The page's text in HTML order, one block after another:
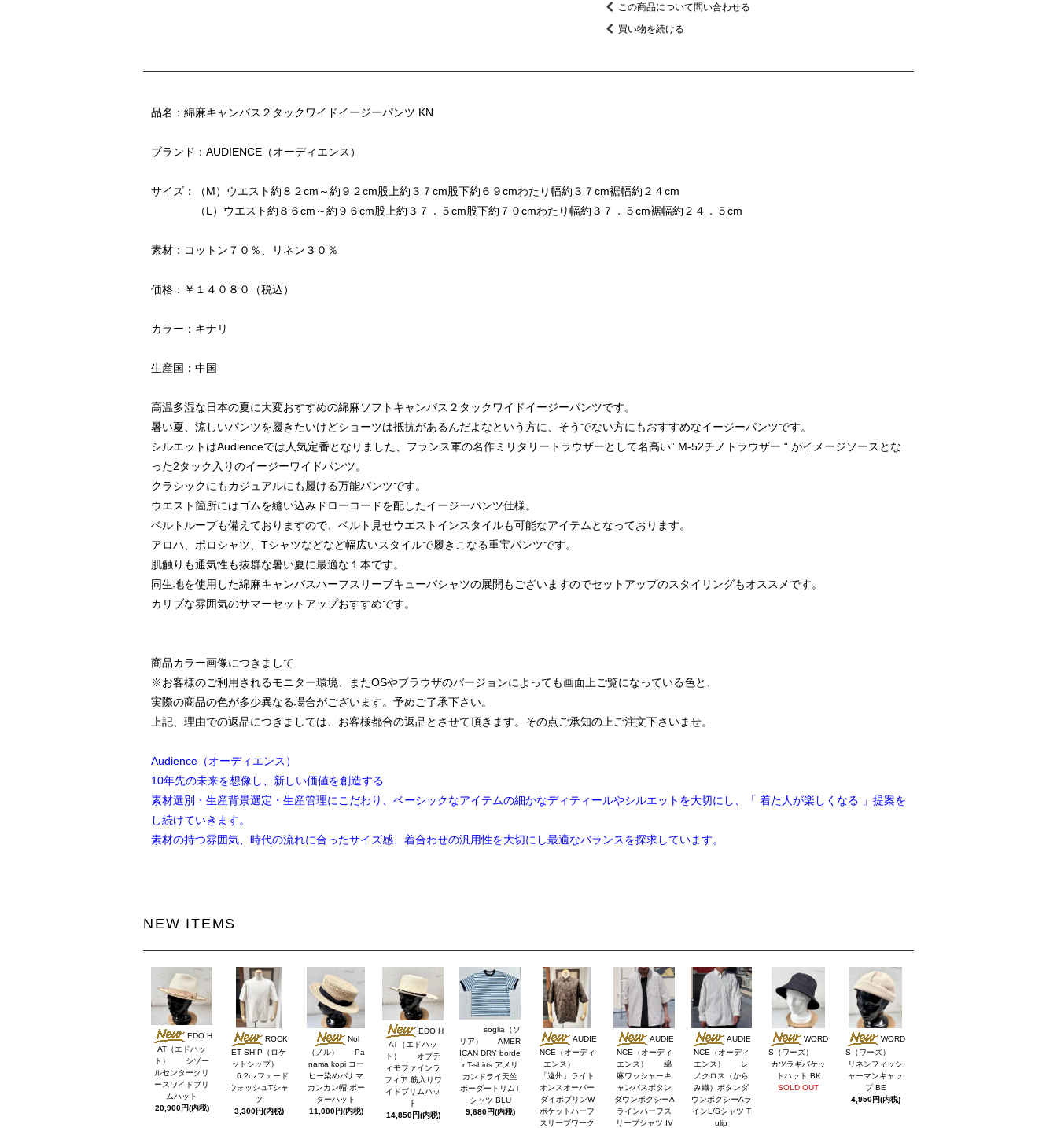
この商品について問い合わせる
買い物を続ける
品名：綿麻キャンバス２タックワイドイージーパンツ KN
ブランド：AUDIENCE（オーディエンス）
サイズ：（M）ウエスト約８２cm～約９２cm股上約３７cm股下約６９cmわたり幅約３７cm裾幅約２４cm
（L）ウエスト約８６cm～約９６cm股上約３７．５cm股下約７０cmわたり幅約３７．５cm裾幅約２４．５cm
素材：コットン７０％、リネン３０％
価格：￥１４０８０（税込）
カラー：キナリ
生産国：中国
高温多湿な日本の夏に大変おすすめの綿麻ソフトキャンバス２タックワイドイージーパンツです。
暑い夏、涼しいパンツを履きたいけどショーツは抵抗があるんだよなという方に、そうでない方にもおすすめなイージーパンツです。
シルエットはAudienceでは人気定番となりました、フランス軍の名作ミリタリートラウザーとして名高い” M-52チノトラウザー “ がイメージソースとな
った2タック入りのイージーワイドパンツ。
クラシックにもカジュアルにも履ける万能パンツです。
ウエスト箇所にはゴムを縫い込みドローコードを配したイージーパンツ仕様。
ベルトループも備えておりますので、ベルト見せウエストインスタイルも可能なアイテムとなっております。
アロハ、ポロシャツ、Tシャツなどなど幅広いスタイルで履きこなる重宝パンツです。
肌触りも通気性も抜群な暑い夏に最適な１本です。
同生地を使用した綿麻キャンバスハーフスリーブキューバシャツの展開もございますのでセットアップのスタイリングもオススメです。
カリブな雰囲気のサマーセットアップおすすめです。
商品カラー画像につきまして
※お客様のご利用されるモニター環境、またOSやブラウザのバージョンによっても画面上ご覧になっている色と、
実際の商品の色が多少異なる場合がございます。予めご了承下さい。
上記、理由での返品につきましては、お客様都合の返品とさせて頂きます。その点ご承知の上ご注文下さいませ。
Audience（オーディエンス）
10年先の未来を想像し、新しい価値を創造する
素材選別・生産背景選定・生産管理にこだわり、ベーシックなアイテムの細かなディティールやシルエットを大切にし、「 着た人が楽しくなる 」提案を
し続けていきます。
素材の持つ雰囲気、時代の流れに合ったサイズ感、着合わせの汎用性を大切にし最適なバランスを探求しています。
NEW ITEMS
EDO H
AT（エドハッ
ト） シゾー
ルセンタークリ
ースワイドブリ
ムハット
20,900円(内税)
ROCK
ET SHIP（ロケ
ットシップ）
6.2ozフェード
ウォッシュTシャ
ツ
3,300円(内税)
Nol
（ノル） Pa
nama kopi コー
ヒー染めパナマ
カンカン帽 ボー
ターハット
11,000円(内税)
EDO H
AT（エドハッ
ト） オプテ
ィモファインラ
フィア 筋入りワ
イドブリムハッ
ト
14,850円(内税)
soglia（ソ
リア） AMER
ICAN DRY borde
r T-shirts アメリ
カンドライ天竺
ボーダートリムT
シャツ BLU
9,680円(内税)
AUDIE
NCE（オーディ
エンス）
「遠州」ライト
オンスオーバー
ダイポプリンW
ポケットハーフ
スリーブワーク
AUDIE
NCE（オーディ
エンス） 綿
麻ワッシャーキ
ャンバスボタン
ダウンボクシーA
ラインハーフス
リーブシャツ IV
AUDIE
NCE（オーディ
エンス） レ
ノクロス（から
み織）ボタンダ
ウンボクシーAラ
インL/Sシャツ T
ulip
WORD
S（ワーズ）
カツラギバケッ
トハット BK
SOLD OUT
WORD
S（ワーズ）
リネンフィッシ
ャーマンキャッ
プ BE
4,950円(内税)